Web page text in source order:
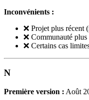
Inconvénients :
❌ Projet plus récent
❌ Communauté
❌ Certains cas
N
Première version : Août